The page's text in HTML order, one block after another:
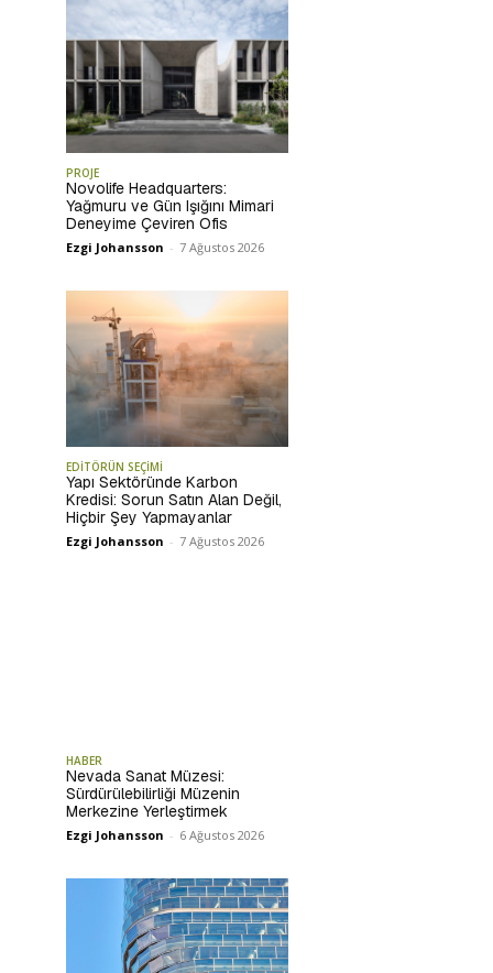
PROJE
Novolife Headquarters:
Yağmuru ve Gün Işığını Mimari
Deneyime Çeviren Ofis
Ezgi Johansson - 7 Ağustos 2026
EDİTÖRÜN SEÇİMİ
Yapı Sektöründe Karbon
Kredisi: Sorun Satın Alan Değil,
Hiçbir Şey Yapmayanlar
Ezgi Johansson - 7 Ağustos 2026
HABER
Nevada Sanat Müzesi:
Sürdürülebilirliği Müzenin
Merkezine Yerleştirmek
Ezgi Johansson - 6 Ağustos 2026